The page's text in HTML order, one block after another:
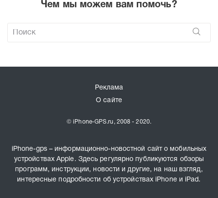
Чем мы можем вам помочь?
Реклама
О сайте
© iPhone-GPS.ru, 2008 - 2020.
iPhone-gps – информационно-новостной сайт о мобильных
устройствах Apple. Здесь регулярно публикуются обзоры
программ, инструкции, новости и другие, на наш взгляд,
интересные подробности об устройствах iPhone и iPad.